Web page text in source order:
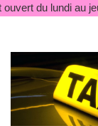
du lundi au